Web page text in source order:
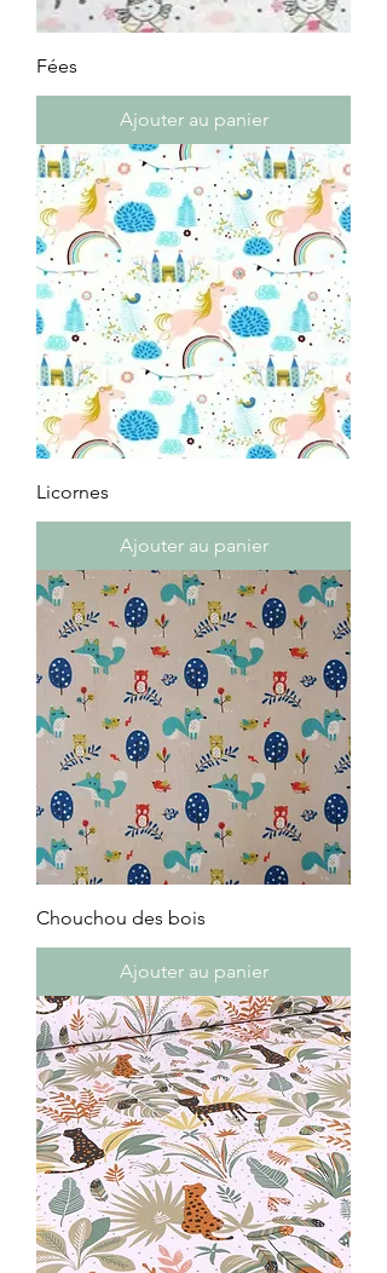
Fées
Ajouter au panier
Licornes
Ajouter au panier
Chouchou des bois
Ajouter au panier